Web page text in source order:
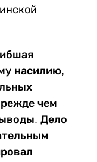
насилию,
чем
Дело